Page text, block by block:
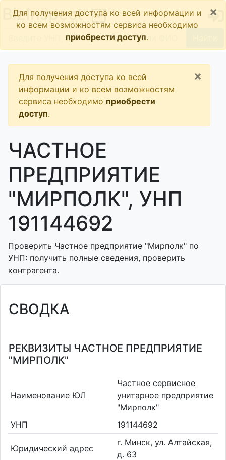
BizInspect
Для получения доступа ко всей информации и
ко всем возможностям сервиса необходимо
приобрести доступ.
×
Для получения доступа ко всей
информации и ко всем возможностям
сервиса необходимо приобрести
доступ.
×
ЧАСТНОЕ
ПРЕДПРИЯТИЕ
"МИРПОЛК", УНП
191144692
Проверить Частное предприятие "Мирполк" по
УНП: получить полные сведения, проверить
контрагента.
СВОДКА
РЕКВИЗИТЫ ЧАСТНОЕ ПРЕДПРИЯТИЕ
"МИРПОЛК"
Наименование ЮЛ
Частное сервисное
унитарное предприятие
"Мирполк"
УНП
191144692
Юридический адрес
г. Минск, ул. Алтайская,
д. 63